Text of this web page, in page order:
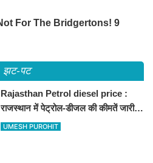
झट-पट
Rajasthan Petrol diesel price :
राजस्थान में पेट्रोल-डीजल की कीमतें जारी,
जानिए बीकानेर समेत पुरे प्रदेश में नए रेट
UMESH PUROHIT